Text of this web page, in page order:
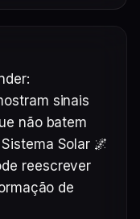
sinais
não batem
Solar 🌌
reescrever
de